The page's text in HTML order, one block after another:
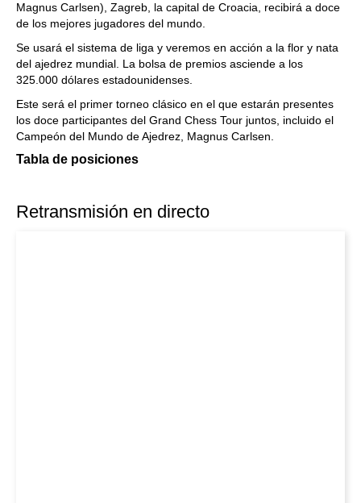
Magnus Carlsen), Zagreb, la capital de Croacia, recibirá a doce
de los mejores jugadores del mundo.
Se usará el sistema de liga y veremos en acción a la flor y nata
del ajedrez mundial. La bolsa de premios asciende a los
325.000 dólares estadounidenses.
Este será el primer torneo clásico en el que estarán presentes
los doce participantes del Grand Chess Tour juntos, incluido el
Campeón del Mundo de Ajedrez, Magnus Carlsen.
Tabla de posiciones
Retransmisión en directo